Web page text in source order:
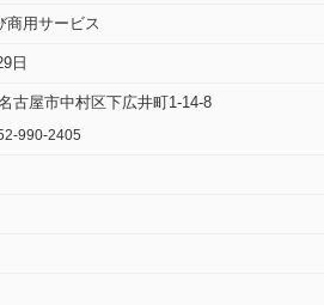
商用サービス
日
古屋市中村区下広井町1-14-8
990-2405